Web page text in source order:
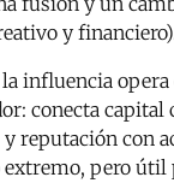
y
la influencia
conecta capital
reputación con
pero útil